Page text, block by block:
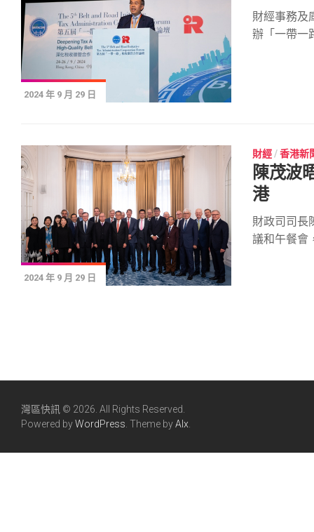
2024 年 9 月 29 日
財經事務及
辦「一帶一
2024 年 9 月 29 日
財經 /香港新
陳茂波
港
財政司司長
議和午餐會
灣區快訊 © 2026. All Rights Reserved.
Powered byWordPress . Theme byAlx